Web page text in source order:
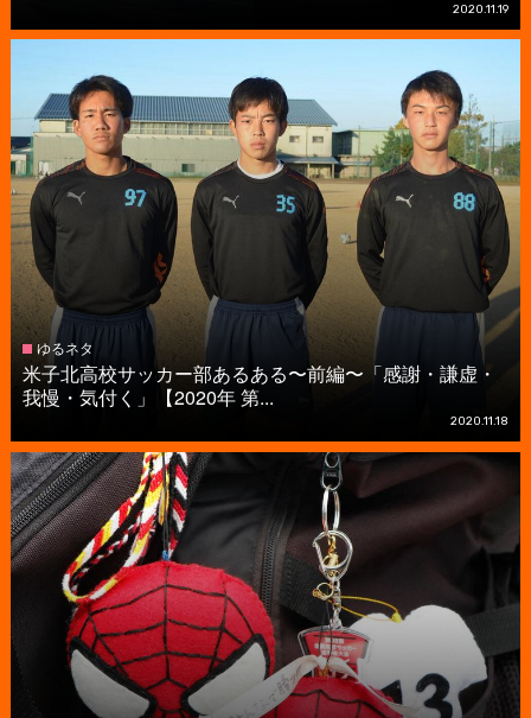
2020.11.19
ゆるネタ
米子北高校サッカー部あるある〜前編〜「感謝・謙虚・
我慢・気付く」【2020年 第...
2020.11.18